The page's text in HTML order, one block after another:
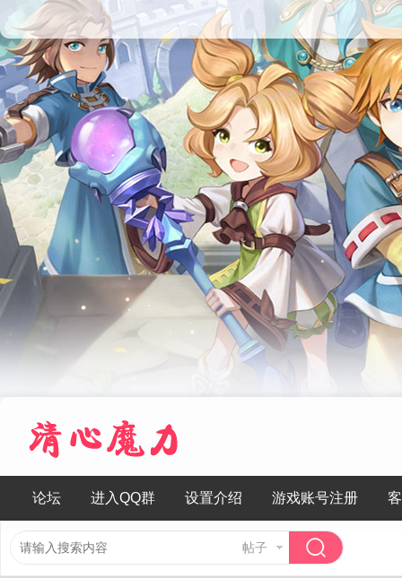
论坛 进入QQ群 设置介绍 游戏账号注册
帖子